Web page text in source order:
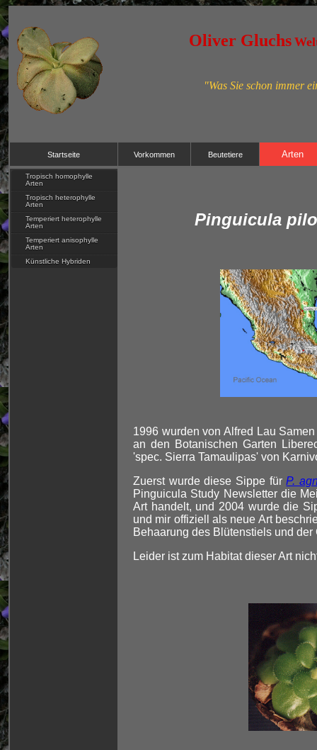
Oliver Gluchs
"Was Sie schon immer
Startseite Vorkommen Beutetiere Arten
Tropisch homophylle
Arten
Tropisch heterophylle
Arten
Temperiert heterophylle
Arten
Temperiert anisophylle
Arten
Künstliche Hybriden
Pinguicula
1996 wurden von Alfred Lau
an den Botanischen Garten
'spec. Sierra Tamaulipas' von
Zuerst wurde diese Sippe fürP.
Pinguicula Study Newsletter die
Art handelt, und 2004 wurde die
und mir offiziell als neue Art
Behaarung des Blütenstiels und
Leider ist zum Habitat dieser Art